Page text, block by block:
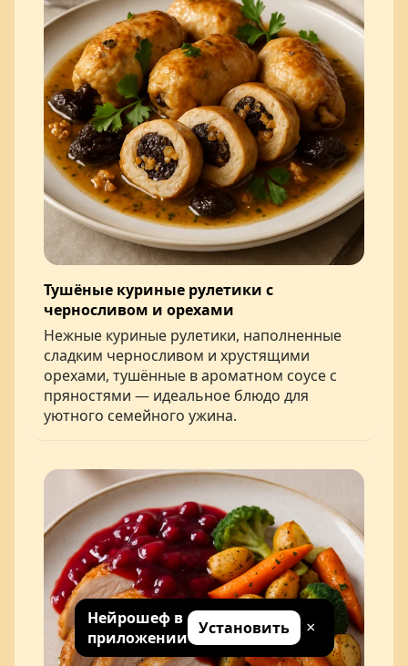
Тушёные куриные рулетики с
черносливом и орехами
Нежные куриные рулетики, наполненные
сладким черносливом и хрустящими
орехами, тушённые в ароматном соусе с
пряностями — идеальное блюдо для
уютного семейного ужина.
Нейрошеф в
приложении Установить ×